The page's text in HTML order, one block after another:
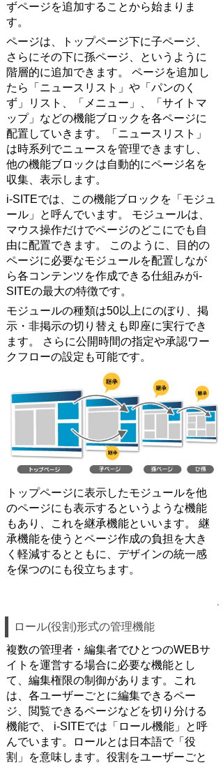
ずページを追加することから始まりま
す。
ページは、トップページ下に子ページ、
さらにその下に孫ページ、というように
階層的に追加できます。 ページを追加し
たら「ニュースリスト」や「パンのく
ず」リスト、「メニュー」、「サイトマ
ップ」などの機能ブロックを各ページに
配置していきます。「ニュースリスト」
は時系列でニュースを管理できますし、
他の機能ブロックは自動的にページ名を
収集、表示します。
i-SITEでは、この機能ブロックを「モジュ
ール」と呼んでいます。 モジュールは、
マウス操作だけでページのどこにでも自
由に配置できます。 このように、目的の
ページに必要なモジュールを配置しなが
ら各コンテンツを作成できる仕組みがi-
SITEの最大の特徴です。
モジュールの種類は50以上にのぼり、掲
示・非掲示の切り替えも即座に実行でき
ます。 さらに公開時間の指定や承認ワー
クフローの設定も可能です。
トップページに表示したモジュールを他
のページにも表示するというような機能
もあり、これを継承機能といいます。 継
承機能を使うとページ作成の負担を大き
く軽減するとともに、デザインの統一感
を保つのにも役立ちます。
ロール(役割)形式の管理機能
複数の管理者・編集者でひとつのWEBサ
イトを運営する場合に必要な機能とし
て、編集権限の制御があります。これ
は、各ユーザーごとに編集できるペー
ジ、閲覧できるページなどを切り分ける
機能で、 i-SITEでは「ロール機能」と呼
んでいます。ロールとは日本語で「役
割」を意味します。役割をユーザーごと